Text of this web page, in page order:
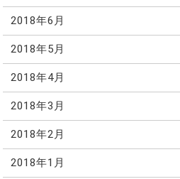
2018年6月
2018年5月
2018年4月
2018年3月
2018年2月
2018年1月